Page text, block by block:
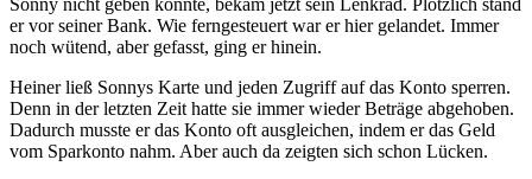
Sonny nicht geben konnte, bekam jetzt sein Lenkrad. Plötzlich stand
er vor seiner Bank. Wie ferngesteuert war er hier gelandet. Immer
noch wütend, aber gefasst, ging er hinein.
Heiner ließ Sonnys Karte und jeden Zugriff auf das Konto sperren.
Denn in der letzten Zeit hatte sie immer wieder Beträge abgehoben.
Dadurch musste er das Konto oft ausgleichen, indem er das Geld
vom Sparkonto nahm. Aber auch da zeigten sich schon Lücken.